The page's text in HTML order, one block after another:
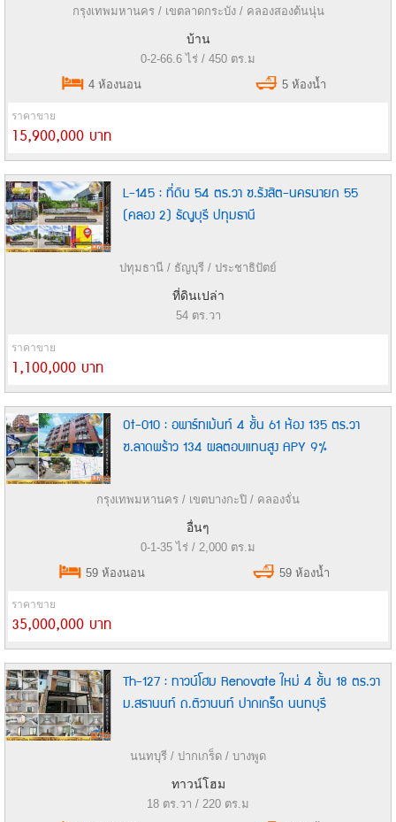
กรุงเทพมหานคร / เขตลาดกระบัง / คลองสองต้นนุ่น
บ้าน
0-2-66.6 ไร่ / 450 ตร.ม
4 ห้องนอน
5 ห้องน้ำ
ราคาขาย
15,900,000 บาท
L-145 : ที่ดิน 54 ตร.วา ซ.รังสิต-นครนายก 55
(คลอง 2) ธัญบุรี ปทุมธานี
ปทุมธานี / ธัญบุรี / ประชาธิปัตย์
ที่ดินเปล่า
54 ตร.วา
ราคาขาย
1,100,000 บาท
Ot-010 : อพาร์ทเม้นท์ 4 ชั้น 61 ห้อง 135 ตร.วา
ซ.ลาดพร้าว 134 ผลตอบแทนสูง APY 9%
กรุงเทพมหานคร / เขตบางกะปิ / คลองจั่น
อื่นๆ
0-1-35 ไร่ / 2,000 ตร.ม
59 ห้องนอน
59 ห้องน้ำ
ราคาขาย
35,000,000 บาท
Th-127 : ทาวน์โฮม Renovate ใหม่ 4 ชั้น 18 ตร.วา
ม.สรานนท์ ถ.ติวานนท์ ปากเกร็ด นนทบุรี
นนทบุรี / ปากเกร็ด / บางพูด
ทาวน์โฮม
18 ตร.วา / 220 ตร.ม